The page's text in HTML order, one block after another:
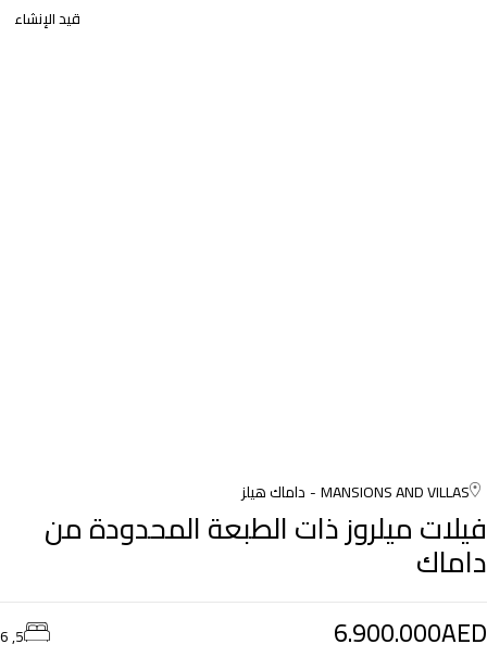
قيد الإنشاء
MANSIONS AND VILLAS داماك هيلز
فيلات ميلروز ذات الطبعة المحدودة من
داماك
6.900.000AED
5, 6